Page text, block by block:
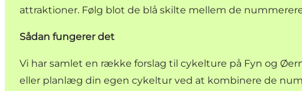
attraktioner. Følg blot de blå skilte mellem de
Sådan fungerer det
Vi har samlet en række forslag til cykelture på Fyn og
eller planlæg din egen cykeltur ved at kombinere de